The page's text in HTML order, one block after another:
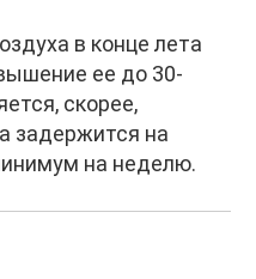
в конце лета
ее до 30-
скорее,
задержится на
на неделю.